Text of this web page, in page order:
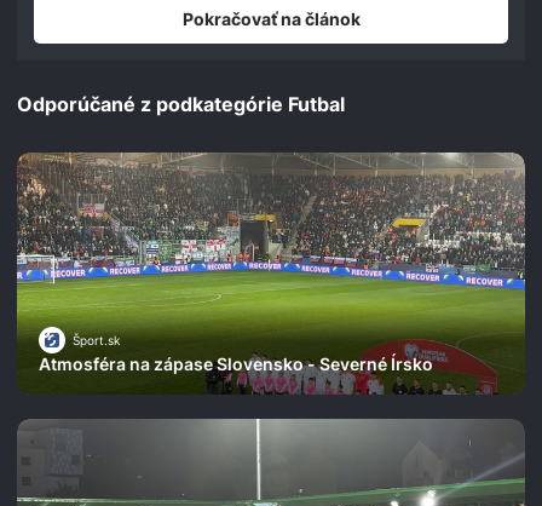
Pokračovať na článok
Odporúčané z podkategórie Futbal
Šport.sk
Atmosféra na zápase Slovensko - Severné Írsko